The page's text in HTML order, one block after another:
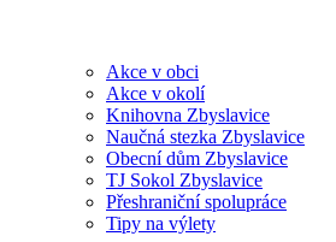
Akce v obci
Akce v okolí
Knihovna Zbyslavice
Naučná stezka Zbyslavice
Obecní dům Zbyslavice
TJ Sokol Zbyslavice
Přeshraniční spolupráce
Tipy na výlety